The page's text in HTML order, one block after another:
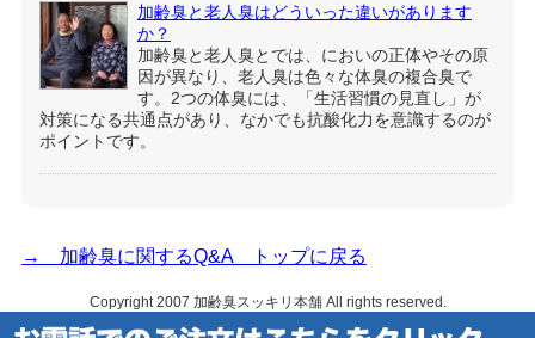
加齢臭と老人臭はどういった違いがあります
か？
加齢臭と老人臭とでは、においの正体やその原
因が異なり、老人臭は色々な体臭の複合臭で
す。2つの体臭には、「生活習慣の見直し」が
対策になる共通点があり、なかでも抗酸化力を意識するのが
ポイントです。
→ 加齢臭に関するQ&A トップに戻る
Copyright 2007 加齢臭スッキリ本舗All rights reserved.